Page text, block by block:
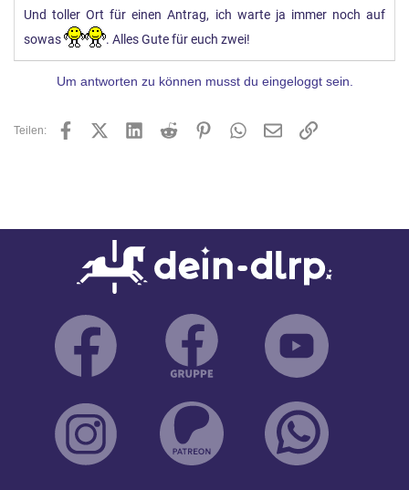
Und toller Ort für einen Antrag, ich warte ja immer noch auf
sowas
. Alles Gute für euch zwei!
Um antworten zu können musst du eingeloggt sein.
Teilen: FacebookX (Twitter)LinkedInReddit PinterestWhatsApp
E-MailLink